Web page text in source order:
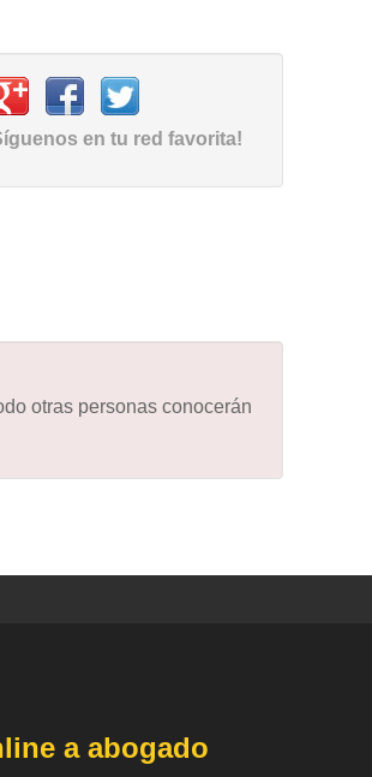
en tu red favorita!
otras personas conocerán
a abogado